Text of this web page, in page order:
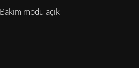
Bakım modu açık